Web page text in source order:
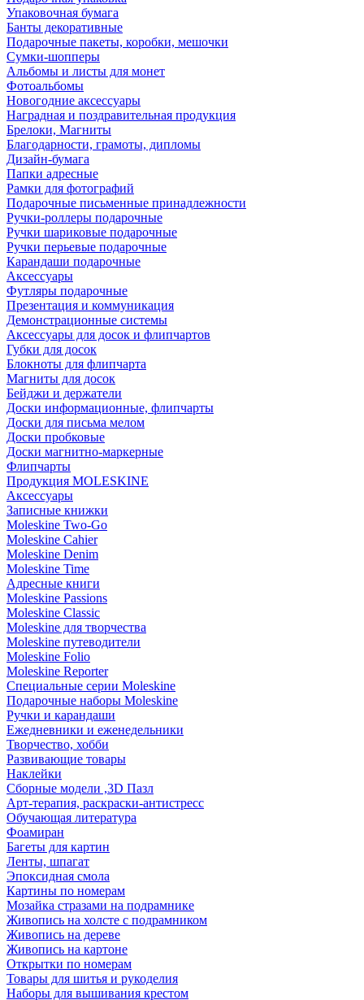
Упаковочная бумага
Банты декоративные
Подарочные пакеты, коробки, мешочки
Сумки-шопперы
Альбомы и листы для монет
Фотоальбомы
Новогодние аксессуары
Наградная и поздравительная продукция
Брелоки, Магниты
Благодарности, грамоты, дипломы
Дизайн-бумага
Папки адресные
Рамки для фотографий
Подарочные письменные принадлежности
Ручки-роллеры подарочные
Ручки шариковые подарочные
Ручки перьевые подарочные
Карандаши подарочные
Аксессуары
Футляры подарочные
Презентация и коммуникация
Демонстрационные системы
Аксессуары для досок и флипчартов
Губки для досок
Блокноты для флипчарта
Магниты для досок
Бейджи и держатели
Доски информационные, флипчарты
Доски для письма мелом
Доски пробковые
Доски магнитно-маркерные
Флипчарты
Продукция MOLESKINE
Аксессуары
Записные книжки
Moleskine Two-Go
Moleskine Cahier
Moleskine Denim
Moleskine Time
Адресные книги
Moleskine Passions
Moleskine Classic
Moleskine для творчества
Moleskine путеводители
Moleskine Folio
Moleskine Reporter
Специальные серии Moleskine
Подарочные наборы Moleskine
Ручки и карандаши
Ежедневники и еженедельники
Творчество, хобби
Развивающие товары
Наклейки
Сборные модели ,3D Пазл
Арт-терапия, раскраски-антистресс
Обучающая литература
Фоамиран
Багеты для картин
Ленты, шпагат
Эпоксидная смола
Картины по номерам
Мозайка стразами на подрамнике
Живопись на холсте с подрамником
Живопись на дереве
Живопись на картоне
Открытки по номерам
Товары для шитья и рукоделия
Наборы для вышивания крестом